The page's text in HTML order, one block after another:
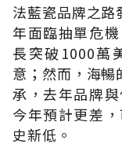
法藍瓷品牌之
年面臨抽單危
長突破1000萬
意；然而，海暢
承，去年品牌
今年預計更差
史新低。